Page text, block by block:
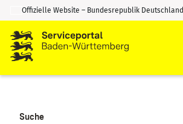
Zum Inhalt springen
Zur Suche springen
Offizielle Website – Bundesrepublik Deutschland
Suche